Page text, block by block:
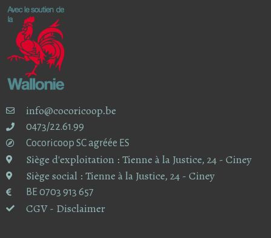
info@cocoricoop.be
0473/22.61.99
Cocoricoop SC agréée ES
Siège d'exploitation : Tienne à la Justice, 24 - Ciney
Siège social : Tienne à la Justice, 24 - Ciney
BE 0703 913 657
CGV - Disclaimer